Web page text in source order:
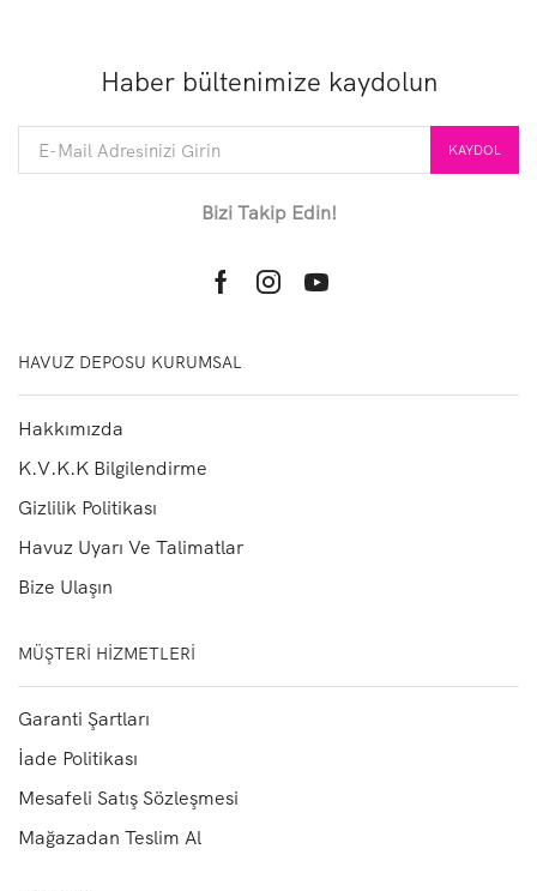
Haber bültenimize kaydolun
Bizi Takip Edin!
Facebook
Instagram
Youtube
HAVUZ DEPOSU KURUMSAL
Hakkımızda
K.V.K.K Bilgilendirme
Gizlilik Politikası
Havuz Uyarı Ve Talimatlar
Bize Ulaşın
MÜŞTERI HIZMETLERI
Garanti Şartları
İade Politikası
Mesafeli Satış Sözleşmesi
Mağazadan Teslim Al